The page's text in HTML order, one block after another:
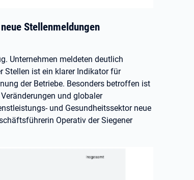
Stellenmeldungen
Unternehmen meldeten deutlich
Stellen ist ein klarer Indikator für
der Betriebe. Besonders betroffen ist
und globaler
und Gesundheitssektor neue
Operativ der Siegener